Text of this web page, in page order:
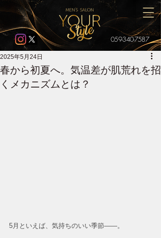
059-340-7587
春から初夏へ。気温差が肌荒れを招
くメカニズムとは？
2025年5月24日
5月といえば、気持ちのいい季節――。